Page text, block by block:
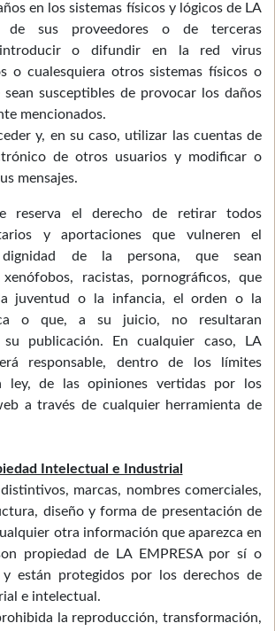
en los sistemas físicos y lógicos de LA
de sus proveedores o de terceras
introducir o difundir en la red virus
o cualesquiera otros sistemas físicos o
sean susceptibles de provocar los daños
mencionados.
y, en su caso, utilizar las cuentas de
de otros usuarios y modificar o
mensajes.
reserva el derecho de retirar todos
y aportaciones que vulneren el
de la persona, que sean
racistas, pornográficos, que
juventud o la infancia, el orden o la
o que, a su juicio, no resultaran
su publicación. En cualquier caso, LA
responsable, dentro de los límites
ley, de las opiniones vertidas por los
a través de cualquier herramienta de
Intelectual e Industrial
marcas, nombres comerciales,
diseño y forma de presentación de
otra información que aparezca en
propiedad de LA EMPRESA por sí o
y están protegidos por los derechos de
e intelectual.
la reproducción, transformación,